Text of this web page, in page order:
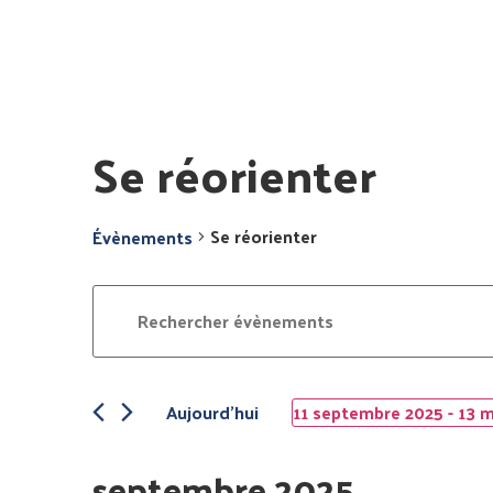
Se réorienter
Évènements Se réorienter
Recherche
et
navigation
de
vues
Rechercher
mot-
clé.
Aujourd’hui 11 septembre 2025 - 13
Sélectionnez